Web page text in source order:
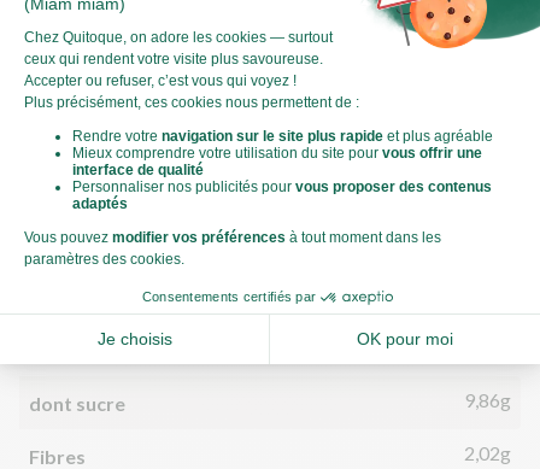
Valeurs nutritionnelles
Pour 100g
Énergie (kJ) 817kJ
Énergie (kCal) 195kCal
Matières grasses
dont acides gras saturés
Glucides
dont sucre 9,86g
Fibres 2,02g